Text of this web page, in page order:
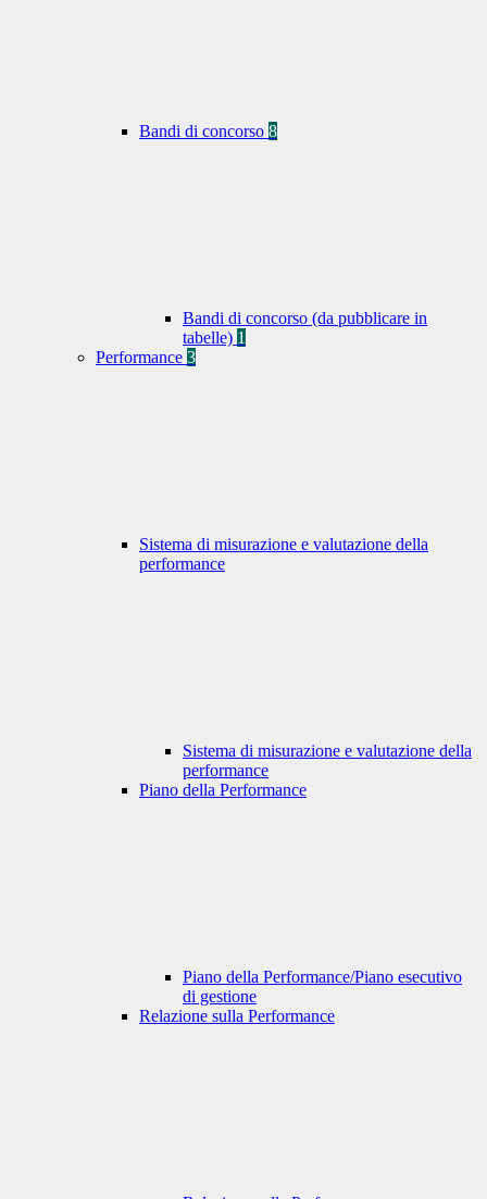
Bandi di concorso 8
Bandi di concorso (da pubblicare in
tabelle) 1
Performance 3
Sistema di misurazione e valutazione della
performance
Sistema di misurazione e valutazione della
performance
Piano della Performance
Piano della Performance/Piano esecutivo
di gestione
Relazione sulla Performance